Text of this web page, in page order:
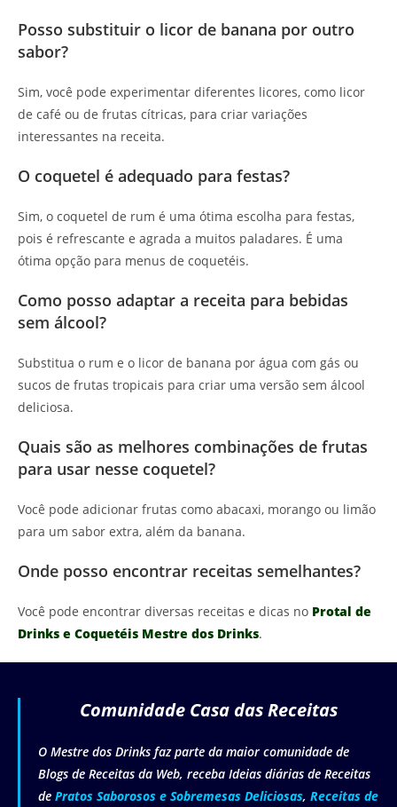
Posso substituir o licor de banana por outro
sabor?
Sim, você pode experimentar diferentes licores, como licor
de café ou de frutas cítricas, para criar variações
interessantes na receita.
O coquetel é adequado para festas?
Sim, o coquetel de rum é uma ótima escolha para festas,
pois é refrescante e agrada a muitos paladares. É uma
ótima opção para menus de coquetéis.
Como posso adaptar a receita para bebidas
sem álcool?
Substitua o rum e o licor de banana por água com gás ou
sucos de frutas tropicais para criar uma versão sem álcool
deliciosa.
Quais são as melhores combinações de frutas
para usar nesse coquetel?
Você pode adicionar frutas como abacaxi, morango ou limão
para um sabor extra, além da banana.
Onde posso encontrar receitas semelhantes?
Você pode encontrar diversas receitas e dicas no Protal de
Drinks e Coquetéis Mestre dos Drinks.
Comunidade Casa das Receitas
O Mestre dos Drinks faz parte da maior comunidade de
Blogs de Receitas da Web, receba Ideias diárias de Receitas
de Pratos Saborosos e Sobremesas Deliciosas, Receitas de